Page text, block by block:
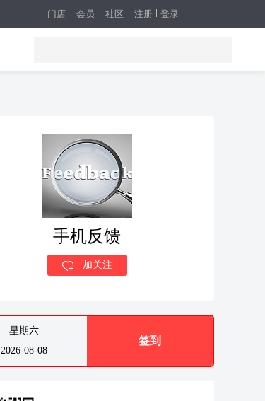
注册 登录
门店 会员 社区
手机反馈
加关注
星期六
2026-08-08
签到